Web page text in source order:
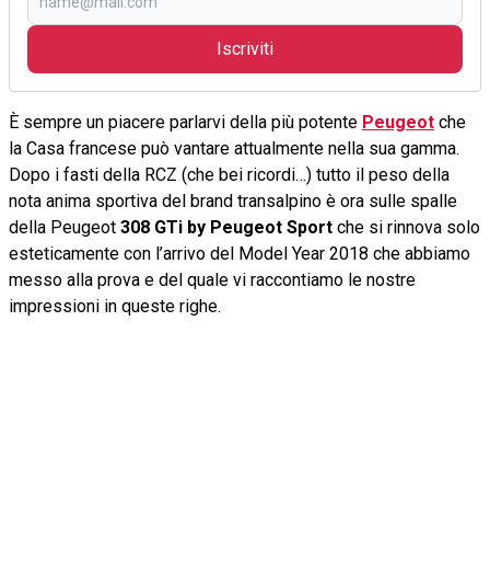
Iscriviti
È sempre un piacere parlarvi della più potente Peugeot che
la Casa francese può vantare attualmente nella sua gamma.
Dopo i fasti della RCZ (che bei ricordi…) tutto il peso della
nota anima sportiva del brand transalpino è ora sulle spalle
della Peugeot 308 GTi by Peugeot Sport che si rinnova solo
esteticamente con l’arrivo del Model Year 2018 che abbiamo
messo alla prova e del quale vi raccontiamo le nostre
impressioni in queste righe.